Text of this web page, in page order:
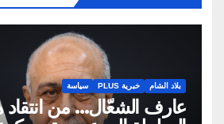
بلاد الشام خبرية PLUS سياسة
عارف الشعّال… من انتقاد